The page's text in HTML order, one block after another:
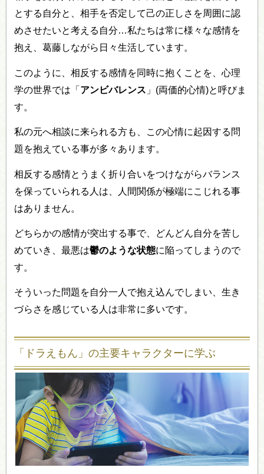
とする自分と、相手を否定して己の正しさを周囲に認
めさせたいと考える自分…私たちは常に様々な感情を
抱え、葛藤しながら日々生活しています。
このように、相反する感情を同時に抱くことを、心理
学の世界では「 アンビバレンス 」(両価的心情)と呼びま
す。
私の元へ相談に来られる方も、この心情に起因する問
題を抱えている事が多々あります。
相反する感情とうまく折り合いをつけながらバランス
を保っていられる人は、人間関係が極端にこじれる事
はありません。
どちらかの感情が突出する事で、どんどん自分を苦し
めていき、最悪は鬱のような状態に陥ってしまうので
す。
そういった問題を自分一人で抱え込んでしまい、生き
づらさを感じている人は非常に多いです。
「ドラえもん」の主要キャラクターに学ぶ